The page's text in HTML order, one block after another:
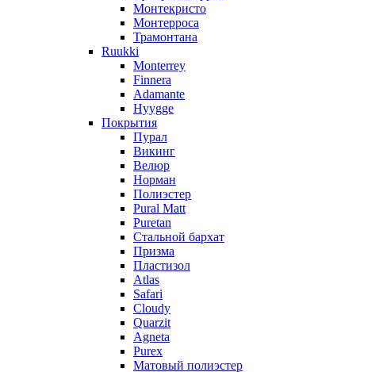
Монтекристо
Монтерроса
Трамонтана
Ruukki
Monterrey
Finnera
Adamante
Hyygge
Покрытия
Пурал
Викинг
Велюр
Норман
Полиэстер
Pural Matt
Puretan
Стальной бархат
Призма
Пластизол
Atlas
Safari
Cloudy
Quarzit
Agneta
Purex
Матовый полиэстер